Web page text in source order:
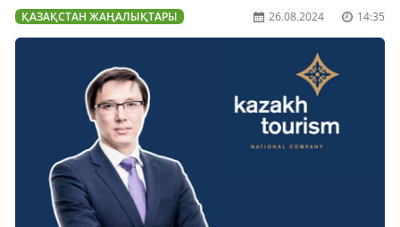
ҚАЗАҚСТАН ЖАҢАЛЫҚТАРЫ 26.08.2024 14:35